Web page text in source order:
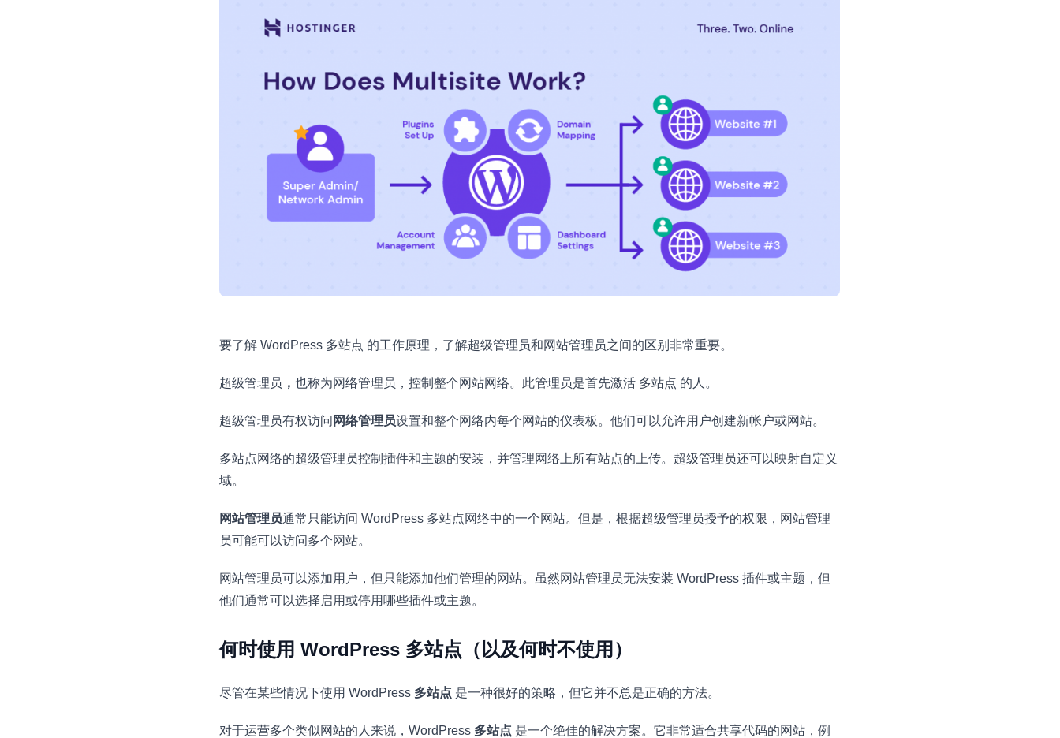
要了解 WordPress 多站点 的工作原理，了解超级管理员和网站管理员之间的区别非常重要。
超级管理员 ，也称为网络管理员，控制整个网站网络。此管理员是首先激活 多站点 的人。
超级管理员有权访问 网络管理员设置和整个网络内每个网站的仪表板。他们可以允许用户创建新帐户或网站。
多站点网络的超级管理员控制插件和主题的安装，并管理网络上所有站点的上传。超级管理员还可以映射自定义
域。
网站管理员通常只能访问 WordPress 多站点网络中的一个网站。但是，根据超级管理员授予的权限，网站管理
员可能可以访问多个网站。
网站管理员可以添加用户，但只能添加他们管理的网站。虽然网站管理员无法安装 WordPress 插件或主题，但
他们通常可以选择启用或停用哪些插件或主题。
何时使用 WordPress 多站点（以及何时不使用）
尽管在某些情况下使用 WordPress 多站点 是一种很好的策略，但它并不总是正确的方法。
对于运营多个类似网站的人来说，WordPress 多站点 是一个绝佳的解决方案。它非常适合共享代码的网站，例